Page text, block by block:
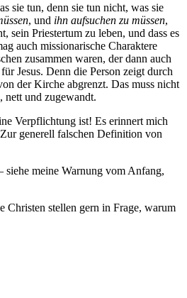
sie tun, denn sie tun nicht, was sie
, und ihn aufsuchen zu müssen,
sein Priestertum zu leben, und dass es
auch missionarische Charaktere
zusammen waren, der dann auch
Jesus. Denn die Person zeigt durch
der Kirche abgrenzt. Das muss nicht
nett und zugewandt.
Verpflichtung ist! Es erinnert mich
generell falschen Definition von
siehe meine Warnung vom Anfang,
Christen stellen gern in Frage, warum